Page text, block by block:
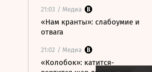
21:03 / Медиа
«Нам кранты»: слабоумие и
отвага
21:02 / Медиа
«Колобок»: катится-